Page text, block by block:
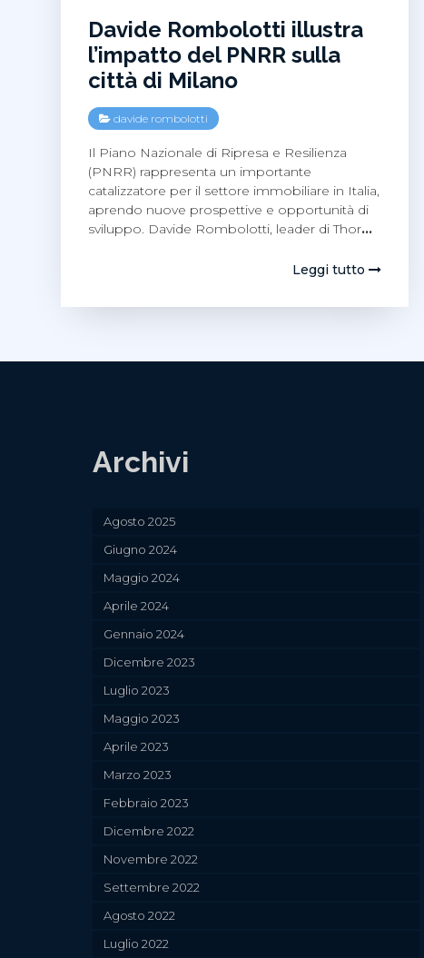
Davide Rombolotti illustra
l’impatto del PNRR sulla
città di Milano
davide rombolotti
Il Piano Nazionale di Ripresa e Resilienza
(PNRR) rappresenta un importante
catalizzatore per il settore immobiliare in Italia,
aprendo nuove prospettive e opportunità di
sviluppo. Davide Rombolotti, leader di Thor…
Leggi tutto
Archivi
Agosto 2025
Giugno 2024
Maggio 2024
Aprile 2024
Gennaio 2024
Dicembre 2023
Luglio 2023
Maggio 2023
Aprile 2023
Marzo 2023
Febbraio 2023
Dicembre 2022
Novembre 2022
Settembre 2022
Agosto 2022
Luglio 2022